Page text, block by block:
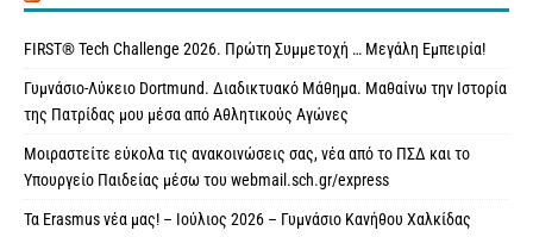
FIRST® Tech Challenge 2026. Πρώτη Συμμετοχή … Μεγάλη Εμπειρία!
Γυμνάσιο-Λύκειο Dortmund. Διαδικτυακό Μάθημα. Μαθαίνω την Ιστορία
της Πατρίδας μου μέσα από Αθλητικούς Αγώνες
Μοιραστείτε εύκολα τις ανακοινώσεις σας, νέα από το ΠΣΔ και το
Υπουργείο Παιδείας μέσω του webmail.sch.gr/express
Τα Erasmus νέα μας! – Ιούλιος 2026 – Γυμνάσιο Κανήθου Χαλκίδας